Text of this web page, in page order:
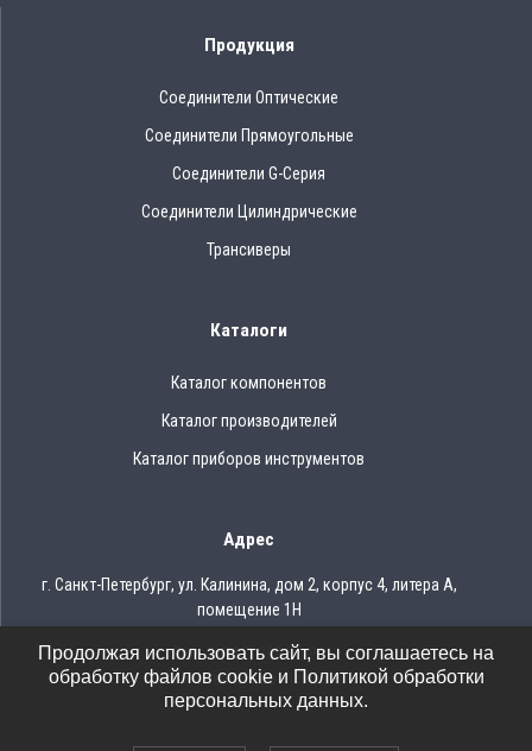
Продукция
Соединители Оптические
Соединители Прямоугольные
Соединители G-Серия
Соединители Цилиндрические
Трансиверы
Каталоги
Каталог компонентов
Каталог производителей
Каталог приборов инструментов
Адрес
г. Санкт-Петербург, ул. Калинина, дом 2, корпус 4, литера А,
помещение 1Н
Тел.: 8 (812) 309-75-97
Email: ocean@oceanchips.ru
Продолжая использовать сайт, вы соглашаетесь на
обработку файлов cookie и Политикой обработки
персональных данных.